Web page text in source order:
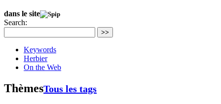
dans le site
Search:
>>
Keywords
Herbier
On the Web
ThèmesTous les tags